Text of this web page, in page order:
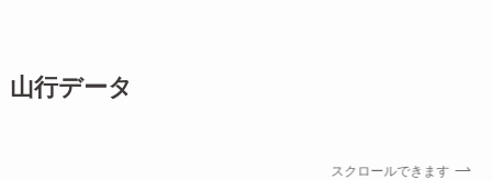
山行データ
スクロールできます